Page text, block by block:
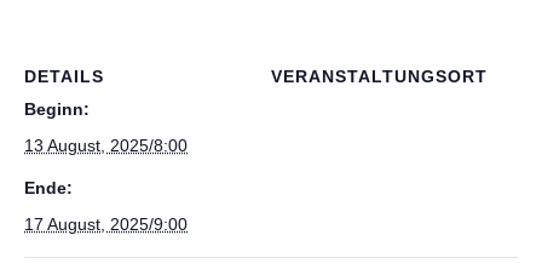
DETAILS
Beginn:
13 August, 2025/8:00
Ende:
17 August, 2025/9:00
VERANSTALTUNGSORT